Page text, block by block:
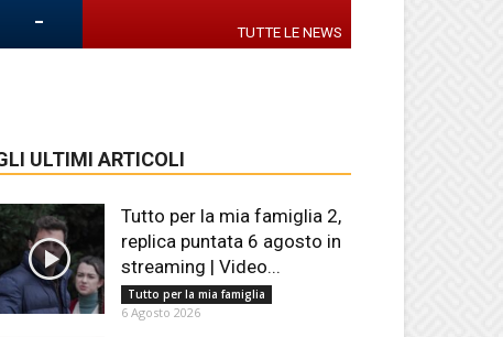
- TUTTE LE NEWS
ULTIMI ARTICOLI
Tutto per la mia famiglia 2,
replica puntata 6 agosto in
streaming | Video...
Tutto per la mia famiglia
6 Agosto 2026